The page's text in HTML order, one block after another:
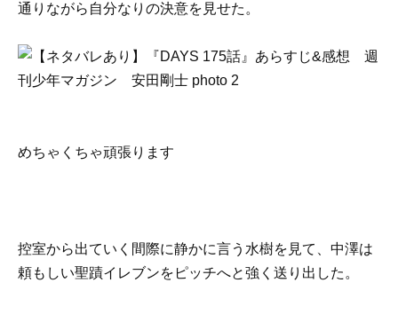
通りながら自分なりの決意を見せた。
めちゃくちゃ頑張ります
控室から出ていく間際に静かに言う水樹を見て、中澤は
頼もしい聖蹟イレブンをピッチへと強く送り出した。